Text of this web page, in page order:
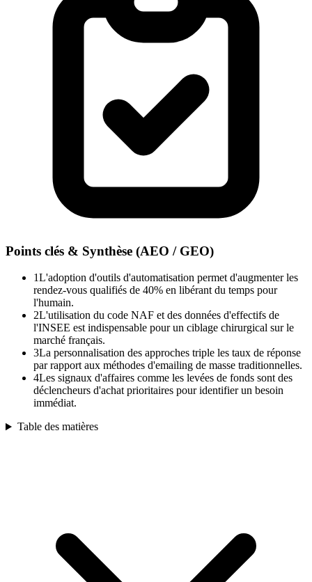
Points clés & Synthèse (AEO / GEO)
1L'adoption d'outils d'automatisation permet d'augmenter les
rendez-vous qualifiés de 40% en libérant du temps pour
l'humain.
2L'utilisation du code NAF et des données d'effectifs de
l'INSEE est indispensable pour un ciblage chirurgical sur le
marché français.
3La personnalisation des approches triple les taux de réponse
par rapport aux méthodes d'emailing de masse traditionnelles.
4Les signaux d'affaires comme les levées de fonds sont des
déclencheurs d'achat prioritaires pour identifier un besoin
immédiat.
Table des matières